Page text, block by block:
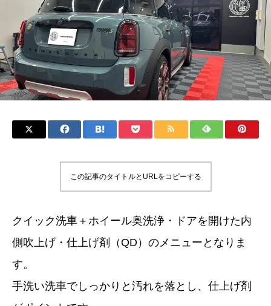
この記事のタイトルとURLをコピーする
クイック洗車＋ホイール奥洗浄・ドアを開けた内
側吹上げ・仕上げ剤（QD）のメニューとなりま
す。
手洗い洗車でしっかりと汚れを落とし、仕上げ剤